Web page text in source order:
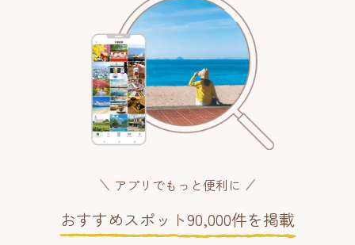
アプリでもっと便利に
おすすめスポット90,000件を掲載